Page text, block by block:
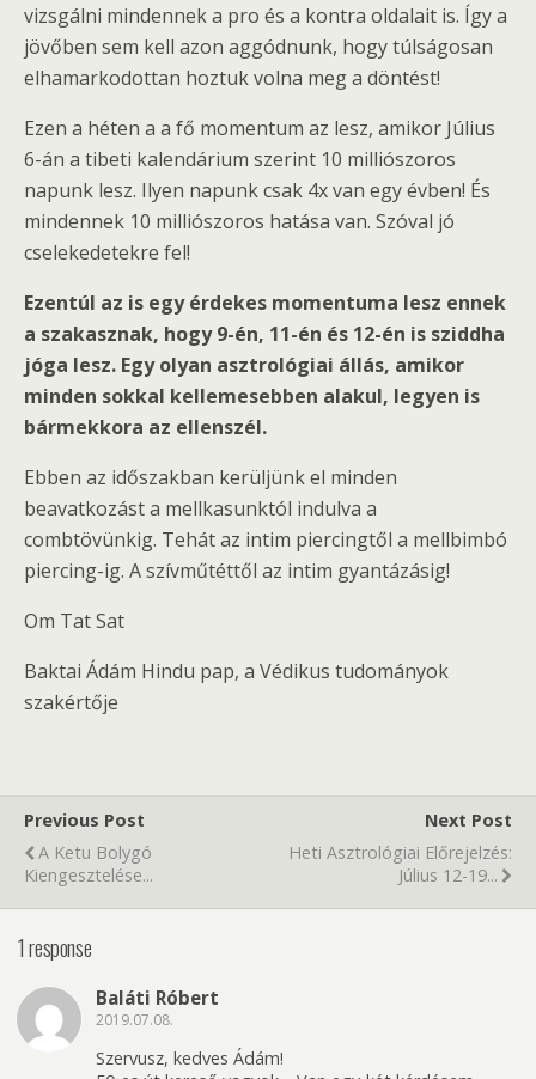
vizsgálni mindennek a pro és a kontra oldalait is. Így a
jövőben sem kell azon aggódnunk, hogy túlságosan
elhamarkodottan hoztuk volna meg a döntést!
Ezen a héten a a fő momentum az lesz, amikor Július
6-án a tibeti kalendárium szerint 10 milliószoros
napunk lesz. Ilyen napunk csak 4x van egy évben! És
mindennek 10 milliószoros hatása van. Szóval jó
cselekedetekre fel!
Ezentúl az is egy érdekes momentuma lesz ennek
a szakasznak, hogy 9-én, 11-én és 12-én is sziddha
jóga lesz. Egy olyan asztrológiai állás, amikor
minden sokkal kellemesebben alakul, legyen is
bármekkora az ellenszél.
Ebben az időszakban kerüljünk el minden
beavatkozást a mellkasunktól indulva a
combtövünkig. Tehát az intim piercingtől a mellbimbó
piercing-ig. A szívműtéttől az intim gyantázásig!
Om Tat Sat
Baktai Ádám Hindu pap, a Védikus tudományok
szakértője
Previous Post
A Ketu Bolygó
Kiengesztelése...
Next Post
Heti Asztrológiai Előrejelzés:
Július 12-19...
1 response
Baláti Róbert
2019.07.08.
Szervusz, kedves Ádám!